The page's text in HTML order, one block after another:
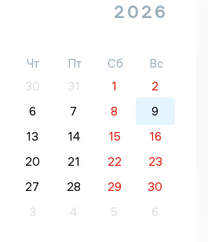
2026
Чт Пт Сб
Вс
30 31 1
2
6 7 8
9
13 14 15
16
20 21 22
23
27 28 29
30
3 4 5 6